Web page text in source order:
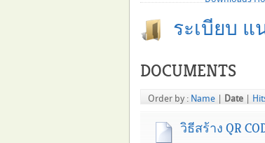
ระเบียบ
DOCUMENTS
Order by : Name Date
วิธีสร้าง QR